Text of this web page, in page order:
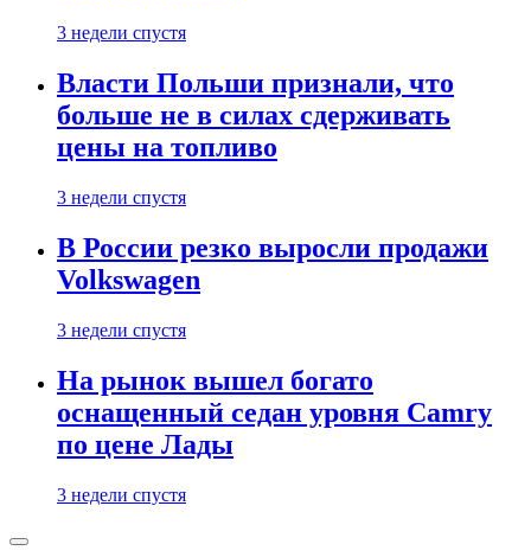
3 недели спустя
Власти Польши признали, что
больше не в силах сдерживать
цены на топливо
3 недели спустя
В России резко выросли продажи
Volkswagen
3 недели спустя
На рынок вышел богато
оснащенный седан уровня Camry
по цене Лады
3 недели спустя